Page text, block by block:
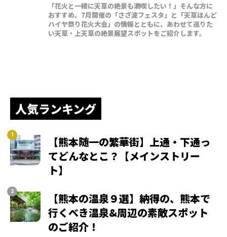
「花火と一緒に天草の絶景も満喫したい！」そんな方に
おすすめ。7月開催の「さざ波フェスタ」と「天草ほんど
ハイヤ祭り花火大会」の情報とともに、あわせて巡りた
い天草・上天草の絶景展望スポットをご紹介します。
人気ランキング
【熊本随一の繁華街】上通・下通っ
てどんなとこ？【メインストリー
ト】
【熊本の温泉９選】納得の、熊本で
行くべき温泉&周辺の素敵スポット
のご紹介！